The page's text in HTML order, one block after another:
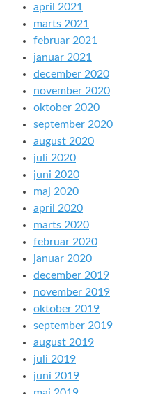
april 2021
marts 2021
februar 2021
januar 2021
december 2020
november 2020
oktober 2020
september 2020
august 2020
juli 2020
juni 2020
maj 2020
april 2020
marts 2020
februar 2020
januar 2020
december 2019
november 2019
oktober 2019
september 2019
august 2019
juli 2019
juni 2019